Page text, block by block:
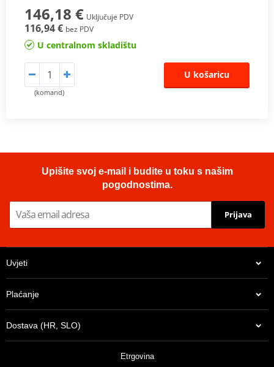
146,18 € Uključuje PDV
116,94 € bez PDV
U centralnom skladištu
(komand)
U košaricu
Upišite svoj e-mail i budite u toku s našim
pogodnostima.
Prijava
Uvjeti
Plaćanje
Dostava (HR, SLO)
Etrgovina